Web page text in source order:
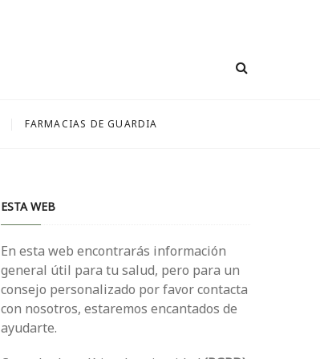
FARMACIAS DE GUARDIA
ESTA WEB
En esta web encontrarás información
general útil para tu salud, pero para un
consejo personalizado por favor contacta
con nosotros, estaremos encantados de
ayudarte.